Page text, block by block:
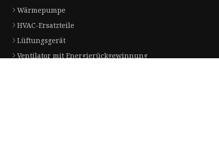
Wärmepumpe
HVAC-Ersatzteile
Lüftungsgerät
Ventilator mit Energierückgewinnung